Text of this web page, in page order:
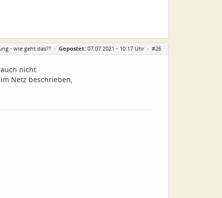
- wie geht das?? · Gepostet: 07.07.2021 - 10:17 Uhr · #26
nicht.
Netz beschrieben,